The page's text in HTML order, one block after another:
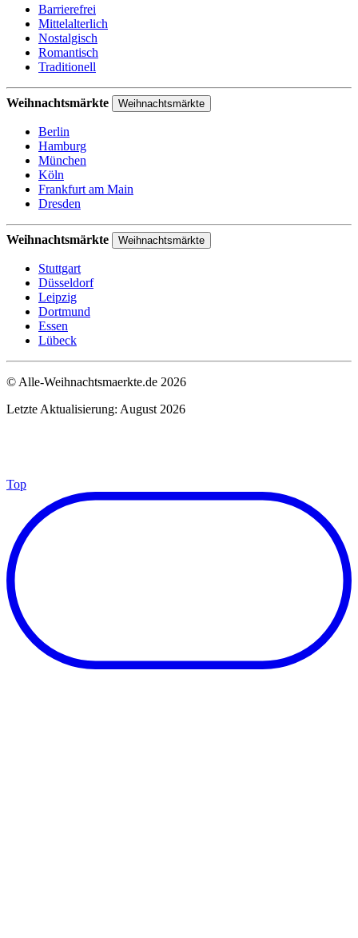
Barrierefrei
Mittelalterlich
Nostalgisch
Romantisch
Traditionell
Weihnachtsmärkte Weihnachtsmärkte
Berlin
Hamburg
München
Köln
Frankfurt am Main
Dresden
Weihnachtsmärkte Weihnachtsmärkte
Stuttgart
Düsseldorf
Leipzig
Dortmund
Essen
Lübeck
© Alle-Weihnachtsmaerkte.de 2026
Letzte Aktualisierung: August 2026
Top